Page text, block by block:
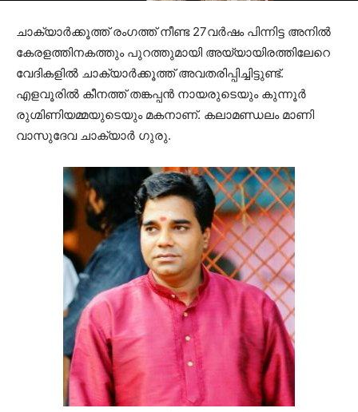
ചാക്യാർക്കൂത്ത് രംഗത്ത് നീണ്ട 27വർഷം പിന്നിട്ട അനിൽ
കേരളത്തിനകത്തും പുറത്തുമായി അയ്യായിരത്തിലേറെ
വേദികളിൽ ചാക്യാർക്കൂത്ത് അവതരിപ്പിച്ചിട്ടുണ്ട്.
എളവൂരിൽ കീനത്ത് തങ്കപ്പൻ നായരുടെയും കുന്നൂർ
രുഗ്മിണിയമ്മയുടെയും മകനാണ്. കലാമണ്ഡലം മാണി
വാസുദേവ ചാക്യാർ ഗുരു.